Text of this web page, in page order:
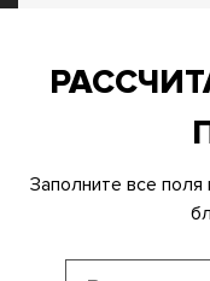
Заполните все